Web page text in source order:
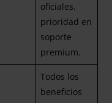
oficiales,
prioridad en
soporte
premium.
Todos los
beneficios